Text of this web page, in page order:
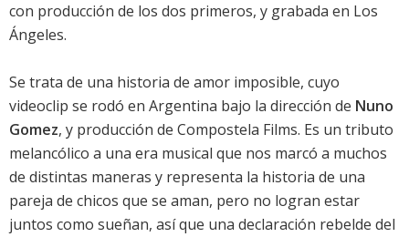
con producción de los dos primeros, y grabada en Los
Ángeles.
Se trata de una historia de amor imposible, cuyo
videoclip se rodó en Argentina bajo la dirección de Nuno
Gomez, y producción de Compostela Films. Es un tributo
melancólico a una era musical que nos marcó a muchos
de distintas maneras y representa la historia de una
pareja de chicos que se aman, pero no logran estar
juntos como sueñan, así que una declaración rebelde del